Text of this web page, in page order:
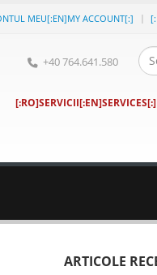
MEU[:EN]MY ACCOUNT[:]
+40 764.641.580
[:RO]SERVICII[:EN]SERVICES[:]
ARTICOLE